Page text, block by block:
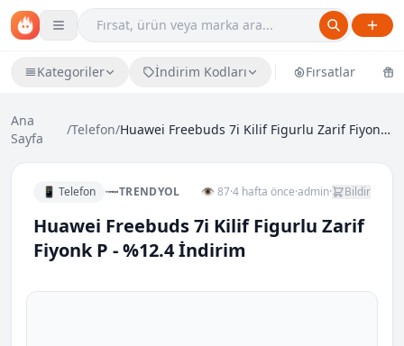
Kategoriler İndirim Kodları Fırsatlar
Ana
Sayfa
/Telefon/ Huawei Freebuds 7i Kilif Figurlu Zarif Fiyonk P -...
📱 Telefon TRENDYOL 👁 87·4 hafta önce·admin· Bildir
Huawei Freebuds 7i Kilif Figurlu Zarif
Fiyonk P - %12.4 İndirim